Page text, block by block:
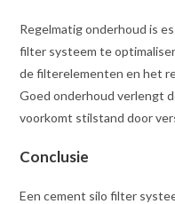
Regelmatig onderhoud is
filter systeem te
de filterelementen en het
Goed onderhoud verlengt
voorkomt stilstand door
Conclusie
Een cement silo filter